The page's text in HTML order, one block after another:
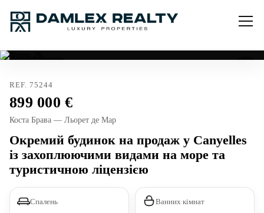
REF. 75244
899 000
Коста Брава — Льорет де Мар
Окремий будинок на продаж у Canyelles
із захоплюючими видами на море та
туристичною ліцензією
Спалень Ванних кімнат